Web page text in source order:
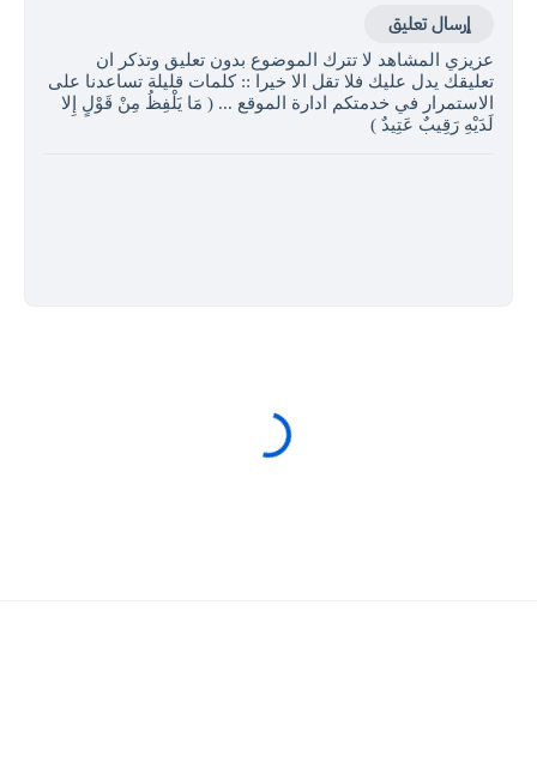
إرسال تعليق
عزيزي المشاهد لا تترك الموضوع بدون تعليق وتذكر ان
تعليقك يدل عليك فلا تقل الا خيرا :: كلمات قليلة تساعدنا على
الاستمرار في خدمتكم ادارة الموقع ... ( مَا يَلْفِظُ مِنْ قَوْلٍ إِلا
لَدَيْهِ رَقِيبٌ عَتِيدٌ )